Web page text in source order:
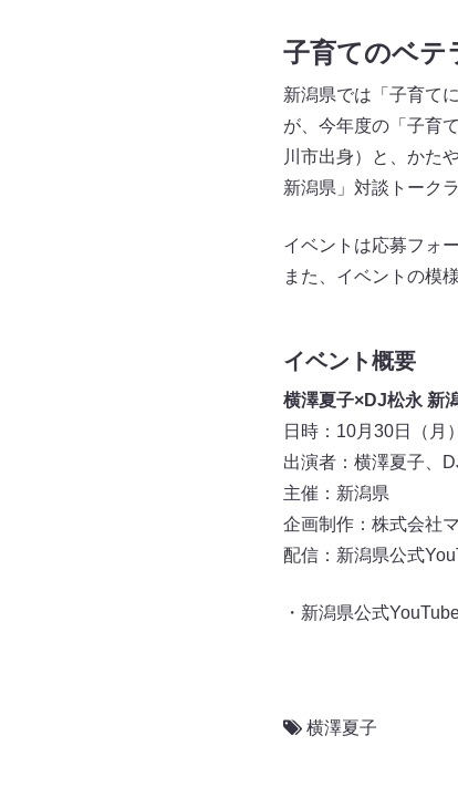
子育てのベテ
新潟県では「子育て
が、今年度の「子育
川市出身）と、かた
新潟県」対談トーク
イベントは応募フォ
また、イベントの模
イベント概要
横澤夏子×DJ松永 新
日時：10月30日（月
出演者：横澤夏子、
主催：新潟県
企画制作：株式会社
配信：新潟県公式
・新潟県公式
横澤夏子